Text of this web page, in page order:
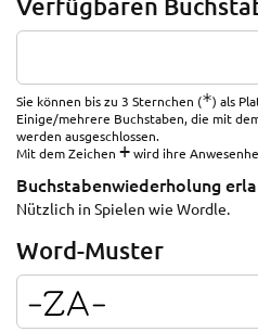
Verfügbaren
Sie können bis zu 3 Sternchen (*) als
Einige/mehrere Buchstaben, die mit
werden ausgeschlossen.
Mit dem Zeichen +wird ihre
Buchstabenwiederholung
Nützlich in Spielen wie Wordle.
Word-Muster